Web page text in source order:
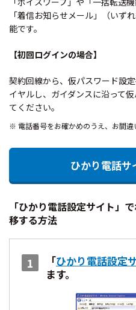
「着信お知らせメール」（いず
能です。
【初回ログインの場合】
契約回線から、仮パスワード設
イヤルし、ガイダンスに沿って
てください。
電話番号をお確かめのうえ、お間違
ひかり電話サ
「ひかり電話設定サイト」
移する方法
1 「ひかり電話設定
ます。